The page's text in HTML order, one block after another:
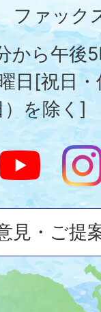
ァック
から午後
日[祝日
）を除く]
見・ご提